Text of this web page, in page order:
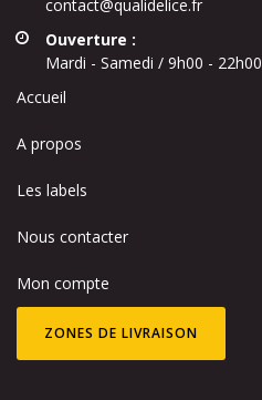
contact@qualidelice.fr
Ouverture :
Mardi - Samedi / 9h00 - 22h00
Accueil
A propos
Les labels
Nous contacter
Mon compte
ZONES DE LIVRAISON